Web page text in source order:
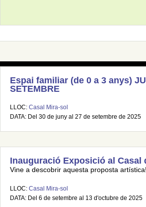
Espai familiar (de 0 a 3 anys)
SETEMBRE
LLOC: Casal Mira-sol
DATA: Del 30 de juny al 27 de setembre de 2025
Inauguració Exposició al Casal
Vine a descobrir aquesta proposta artística!
LLOC: Casal Mira-sol
DATA: Del 6 de setembre al 13 d'octubre de 2025